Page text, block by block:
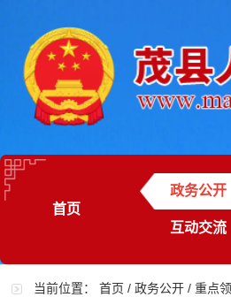
首页
政务公开
互动交流
当前位置：首页 /政务公开 /重点